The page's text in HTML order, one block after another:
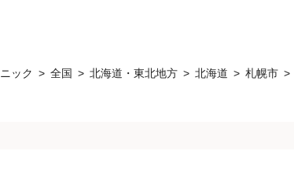
ック 全国 北海道・東北地方 北海道 札幌市